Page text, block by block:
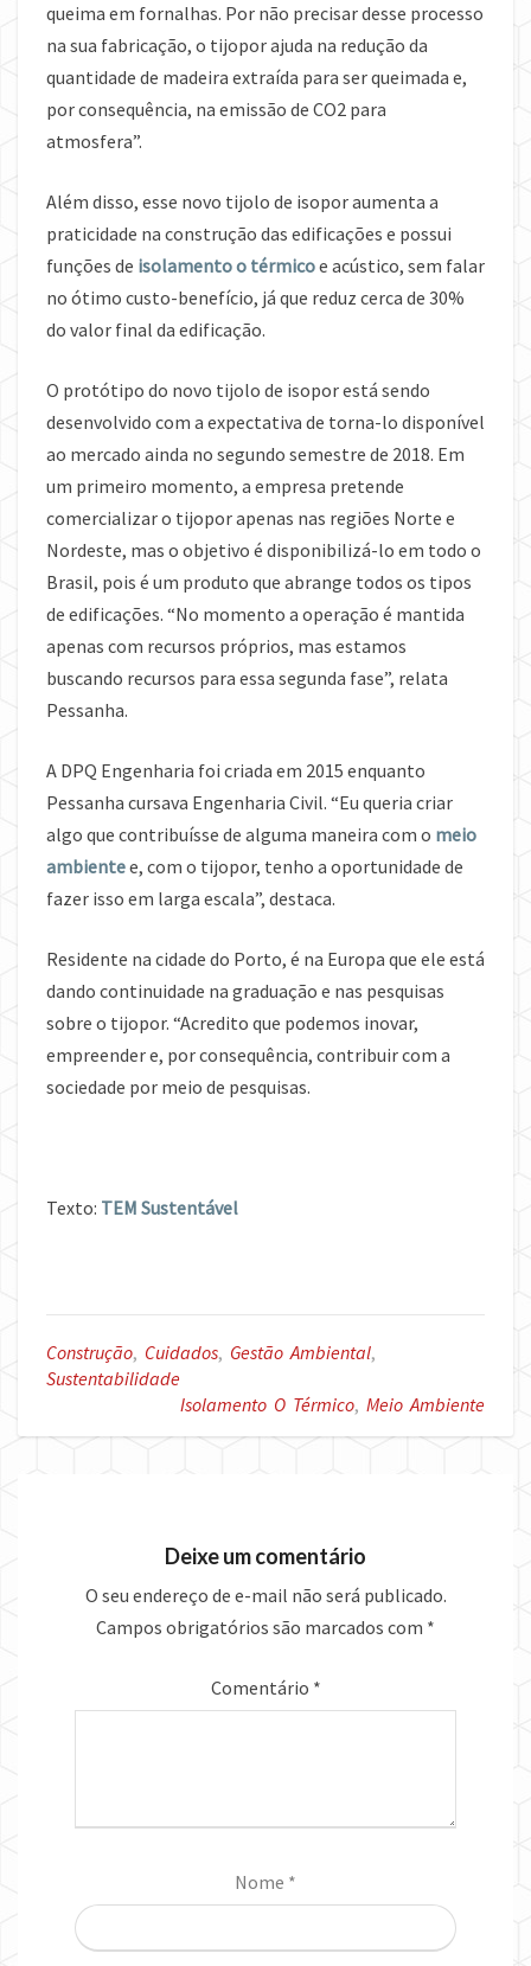
queima em fornalhas. Por não precisar desse processo
na sua fabricação, o tijopor ajuda na redução da
quantidade de madeira extraída para ser queimada e,
por consequência, na emissão de CO2 para
atmosfera”.
Além disso, esse novo tijolo de isopor aumenta a
praticidade na construção das edificações e possui
funções de isolamento o térmicoe acústico, sem falar
no ótimo custo-benefício, já que reduz cerca de 30%
do valor final da edificação.
O protótipo do novo tijolo de isopor está sendo
desenvolvido com a expectativa de torna-lo disponível
ao mercado ainda no segundo semestre de 2018. Em
um primeiro momento, a empresa pretende
comercializar o tijopor apenas nas regiões Norte e
Nordeste, mas o objetivo é disponibilizá-lo em todo o
Brasil, pois é um produto que abrange todos os tipos
de edificações. “No momento a operação é mantida
apenas com recursos próprios, mas estamos
buscando recursos para essa segunda fase”, relata
Pessanha.
A DPQ Engenharia foi criada em 2015 enquanto
Pessanha cursava Engenharia Civil. “Eu queria criar
algo que contribuísse de alguma maneira com o meio
ambientee, com o tijopor, tenho a oportunidade de
fazer isso em larga escala”, destaca.
Residente na cidade do Porto, é na Europa que ele está
dando continuidade na graduação e nas pesquisas
sobre o tijopor. “Acredito que podemos inovar,
empreender e, por consequência, contribuir com a
sociedade por meio de pesquisas.
Texto: TEM Sustentável
Construção, Cuidados, Gestão Ambiental,
Sustentabilidade
Isolamento O Térmico, Meio Ambiente
Deixe um comentário
O seu endereço de e-mail não será publicado.
Campos obrigatórios são marcados com *
Comentário *
Nome *